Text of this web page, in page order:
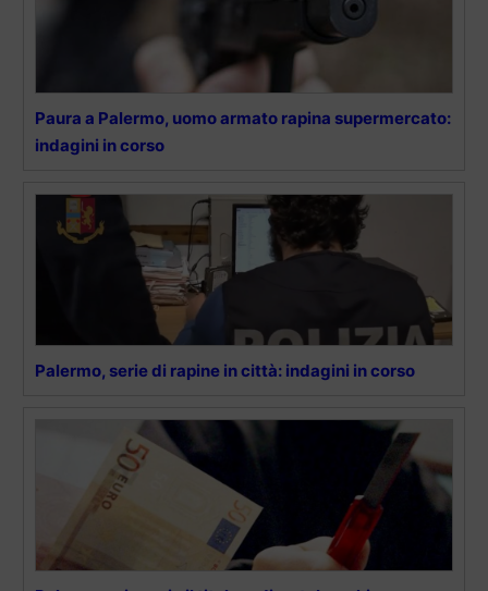
Paura a Palermo, uomo armato rapina supermercato:
indagini in corso
Palermo, serie di rapine in città: indagini in corso